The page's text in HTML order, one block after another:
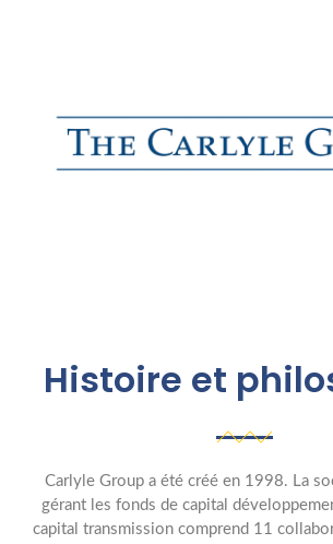
Histoire et
Carlyle Group a été créé en 1998. La
gérant les fonds de capital
capital transmission comprend 11